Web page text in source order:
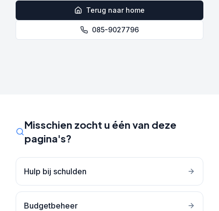
Terug naar home
085-9027796
Misschien zocht u één van deze
pagina's?
Hulp bij schulden
Budgetbeheer